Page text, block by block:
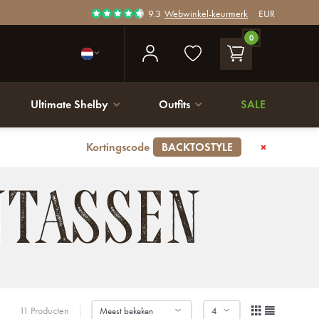
9.3 Webwinkel-keurmerk EUR
0
Ultimate Shelby Outfits SALE
Kortingscode BACKTOSTYLE
11 Producten